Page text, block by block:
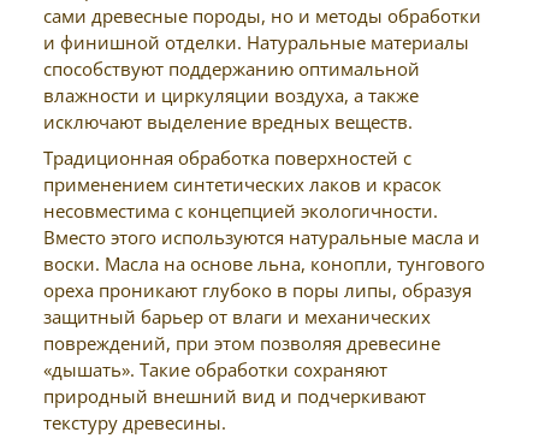
сами древесные породы, но и методы обработки
и финишной отделки. Натуральные материалы
способствуют поддержанию оптимальной
влажности и циркуляции воздуха, а также
исключают выделение вредных веществ.
Традиционная обработка поверхностей с
применением синтетических лаков и красок
несовместима с концепцией экологичности.
Вместо этого используются натуральные масла и
воски. Масла на основе льна, конопли, тунгового
ореха проникают глубоко в поры липы, образуя
защитный барьер от влаги и механических
повреждений, при этом позволяя древесине
«дышать». Такие обработки сохраняют
природный внешний вид и подчеркивают
текстуру древесины.